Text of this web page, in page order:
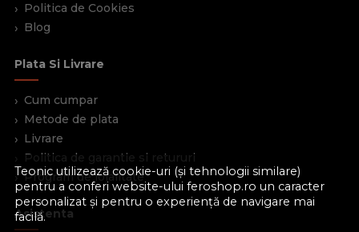
Teonic utilizează cookie-uri (și tehnologii similare)
pentru a conferi website-ului feroshop.ro un caracter
personalizat și pentru o experiență de navigare mai
facilă.
Politica de Cookies
Blog
Plata Si Livrare
Cum cumpar
Metode de plata
Livrare
Politica de garantie si retururi
Program de loialitate
Asistenta